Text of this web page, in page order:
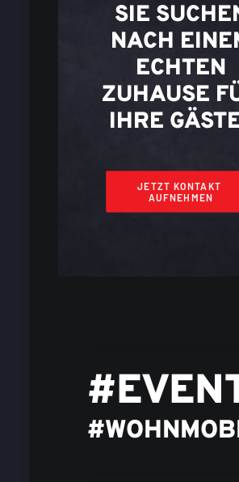
SIE
NACH
ECHTEN
ZUHAUSE
IHRE
JETZT KONTAKT
AUFNEHMEN